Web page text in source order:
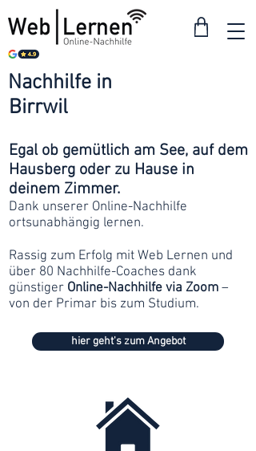
Birrwil
Nachhilfe in
Egal ob gemütlich am See, auf dem
Hausberg oder zu Hause in
deinem Zimmer.
Dank unserer Online-Nachhilfe
ortsunabhängig lernen.
Rassig zum Erfolg mit Web Lernen und
über 80 Nachhilfe-Coaches dank
günstiger Online-Nachhilfe via Zoom –
von der Primar bis zum Studium.
hier geht's zum Angebot